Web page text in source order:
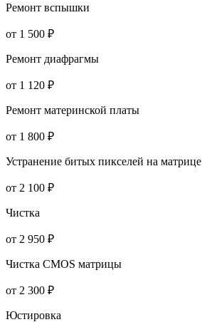
Ремонт вспышки
от 1 500 ₽
Ремонт диафрагмы
от 1 120 ₽
Ремонт материнской платы
от 1 800 ₽
Устранение битых пикселей на матрице
от 2 100 ₽
Чистка
от 2 950 ₽
Чистка CMOS матрицы
от 2 300 ₽
Юстировка